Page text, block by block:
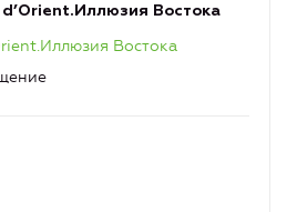
Востока
Востока